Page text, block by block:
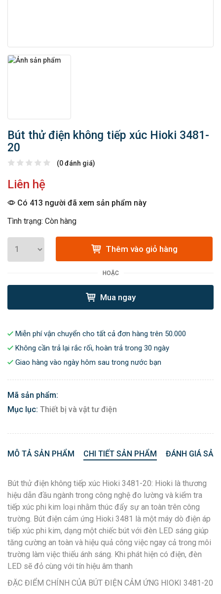
Bút thử điện không tiếp xúc Hioki 3481-
20
(0 đánh giá)
Liên hệ
Có 413 người đã xem sản phẩm này
Tình trạng: Còn hàng
Thêm vào giỏ hàng
HOẶC
Mua ngay
Miễn phí vận chuyển cho tất cả đơn hàng trên 50.000
Không cần trả lại rắc rối, hoàn trả trong 30 ngày
Giao hàng vào ngày hôm sau trong nước bạn
Mã sản phẩm:
Mục lục: Thiết bị và vật tư điện
MÔ TẢ SẢN PHẨM CHI TIẾT SẢN PHẨM ĐÁNH GIÁ
Bút thử điện không tiếp xúc Hioki 3481-20: Hioki là thương
hiệu dẫn đầu ngành trong công nghệ đo lường và kiểm tra
tiếp xúc phi kim loại nhằm thúc đẩy sự an toàn trên công
trường. Bút điện cảm ứng Hioki 3481 là một máy dò điện áp
tiếp xúc phi kim, dạng một chiếc bút với đèn LED sáng giúp
tăng cường an toàn và hiệu quả công việc ngay cả trong môi
trường làm việc thiếu ánh sáng. Khi phát hiện có điện, đèn
LED sẽ đỏ cùng với tín hiệu âm thanh
ĐẶC ĐIỂM CHÍNH CỦA BÚT ĐIỆN CẢM ỨNG HIOKI 3481-20